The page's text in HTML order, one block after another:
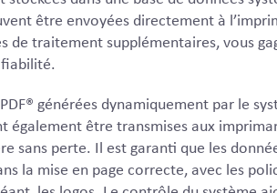
être envoyées directement à
de traitement supplémentaires, vous
générées dynamiquement par le
également être transmises aux
sans perte. Il est garanti que les
la mise en page correcte, avec les